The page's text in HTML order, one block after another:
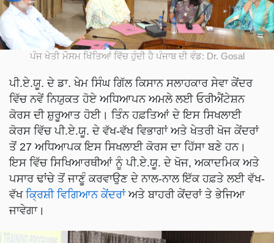
ਪੰਜ ਖੇਤੀ ਮੌਸਮ ਖਿੱਤਿਆਂ ਵਿੱਚ ਹੁੰਦੀ ਹੈ ਪੰਜਾਬ ਦੀ ਵੰਡ: Dr. Gosal
ਪੀ.ਏ.ਯੂ. ਦੇ ਡਾ. ਖੇਮ ਸਿੰਘ ਗਿੱਲ ਕਿਸਾਨ ਸਲਾਹਕਾਰ ਸੇਵਾ ਕੇਂਦਰ
ਵਿੱਚ ਨਵੇਂ ਨਿਯੁਕਤ ਹੋਏ ਅਧਿਆਪਨ ਅਮਲੇ ਲਈ ਓਰੀਐਂਟੇਸ਼ਨ
ਕੋਰਸ ਦੀ ਸ਼ੁਰੂਆਤ ਹੋਈ। ਤਿੰਨ ਹਫ਼ਤਿਆਂ ਦੇ ਇਸ ਸਿਖਲਾਈ
ਕੋਰਸ ਵਿੱਚ ਪੀ.ਏ.ਯੂ. ਦੇ ਵੱਖ-ਵੱਖ ਵਿਭਾਗਾਂ ਅਤੇ ਖੇਤਰੀ ਖੋਜ ਕੇਂਦਰਾਂ
ਤੋਂ 27 ਅਧਿਆਪਕ ਇਸ ਸਿਖਲਾਈ ਕੋਰਸ ਦਾ ਹਿੱਸਾ ਬਣੇ ਹਨ।
ਇਸ ਵਿੱਚ ਸਿਖਿਆਰਥੀਆਂ ਨੂੰ ਪੀ.ਏ.ਯੂ. ਦੇ ਖੋਜ, ਅਕਾਦਮਿਕ ਅਤੇ
ਪਸਾਰ ਢਾਂਚੇ ਤੋਂ ਜਾਣੂੰ ਕਰਵਾਉਣ ਦੇ ਨਾਲ-ਨਾਲ ਇੱਕ ਹਫ਼ਤੇ ਲਈ ਵੱਖ-
ਵੱਖ ਕ੍ਰਿਸ਼ੀ ਵਿਗਿਆਨ ਕੇਂਦਰਾਂਅਤੇ ਬਾਹਰੀ ਕੇਂਦਰਾਂ ਤੇ ਭੇਜਿਆ
ਜਾਵੇਗਾ।